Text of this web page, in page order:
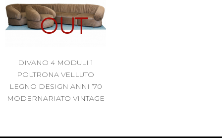
OUT
DIVANO 4 MODULI 1
POLTRONA VELLUTO
LEGNO DESIGN ANNI ’70
MODERNARIATO VINTAGE